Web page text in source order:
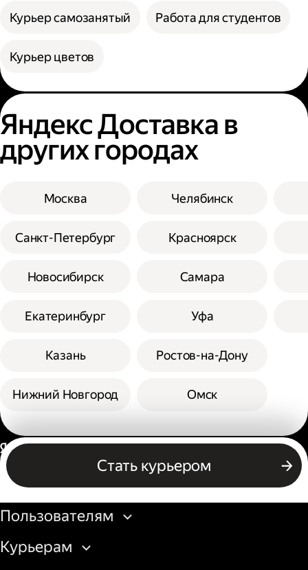
Курьер самозанятый Работа для студентов
Курьер цветов
Яндекс Доставка в
других городах
Москва
Санкт-Петербург
Новосибирск
Екатеринбург
Казань
Нижний Новгород
Челябинск
Красноярск
Самара
Уфа
Ростов-на-Дону
Омск
Стать курьером
Россия
Бизнесу
Пользователям
Курьерам